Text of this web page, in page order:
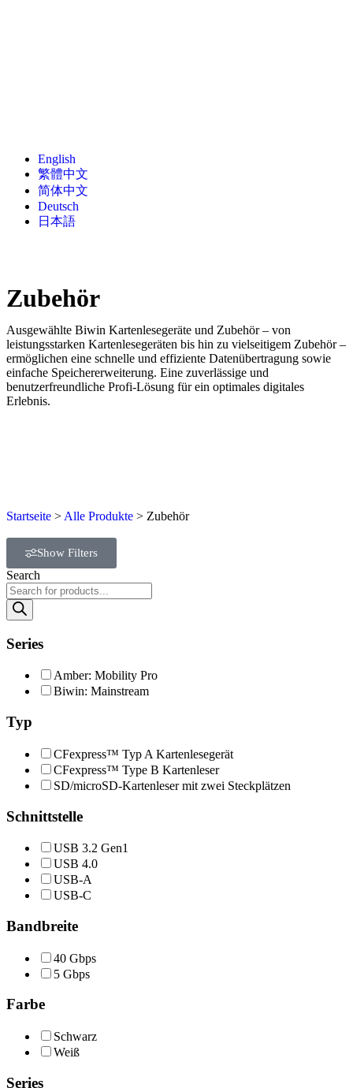
English
繁體中文
简体中文
Deutsch
日本語
Zubehör
Ausgewählte Biwin Kartenlesegeräte und Zubehör – von
leistungsstarken Kartenlesegeräten bis hin zu vielseitigem Zubehör –
ermöglichen eine schnelle und effiziente Datenübertragung sowie
einfache Speichererweiterung. Eine zuverlässige und
benutzerfreundliche Profi-Lösung für ein optimales digitales
Erlebnis.
Startseite > Alle Produkte > Zubehör
Show Filters
Search
Series
Amber: Mobility Pro
Biwin: Mainstream
Typ
CFexpress™ Typ A Kartenlesegerät
CFexpress™ Type B Kartenleser
SD/microSD-Kartenleser mit zwei Steckplätzen
Schnittstelle
USB 3.2 Gen1
USB 4.0
USB-A
USB-C
Bandbreite
40 Gbps
5 Gbps
Farbe
Schwarz
Weiß
Series